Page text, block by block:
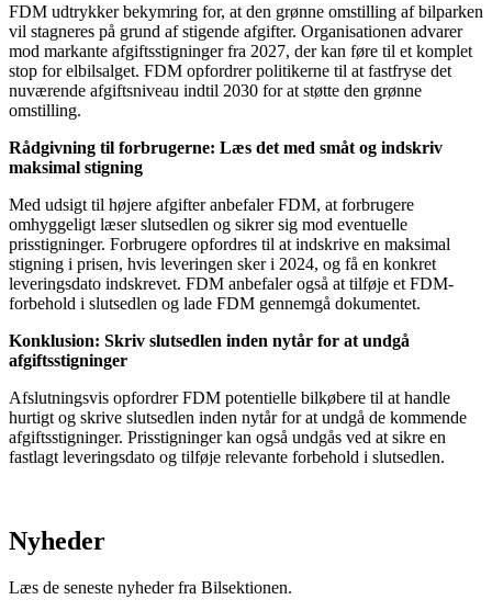
FDM udtrykker bekymring for, at den grønne omstilling af bilparken
vil stagneres på grund af stigende afgifter. Organisationen advarer
mod markante afgiftsstigninger fra 2027, der kan føre til et komplet
stop for elbilsalget. FDM opfordrer politikerne til at fastfryse det
nuværende afgiftsniveau indtil 2030 for at støtte den grønne
omstilling.
Rådgivning til forbrugerne: Læs det med småt og indskriv
maksimal stigning
Med udsigt til højere afgifter anbefaler FDM, at forbrugere
omhyggeligt læser slutsedlen og sikrer sig mod eventuelle
prisstigninger. Forbrugere opfordres til at indskrive en maksimal
stigning i prisen, hvis leveringen sker i 2024, og få en konkret
leveringsdato indskrevet. FDM anbefaler også at tilføje et FDM-
forbehold i slutsedlen og lade FDM gennemgå dokumentet.
Konklusion: Skriv slutsedlen inden nytår for at undgå
afgiftsstigninger
Afslutningsvis opfordrer FDM potentielle bilkøbere til at handle
hurtigt og skrive slutsedlen inden nytår for at undgå de kommende
afgiftsstigninger. Prisstigninger kan også undgås ved at sikre en
fastlagt leveringsdato og tilføje relevante forbehold i slutsedlen.
Nyheder
Læs de seneste nyheder fra Bilsektionen.